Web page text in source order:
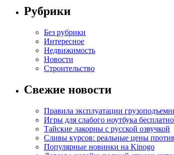
Рубрики
Без рубрики
Интересное
Недвижимость
Новости
Строительство
Свежие новости
Правила эксплуатации
Игры для слабого ноутбука
Тайские лакорны с русской озвучкой
Сливы курсов: реальные цены
Популярные новинки на Kinogo